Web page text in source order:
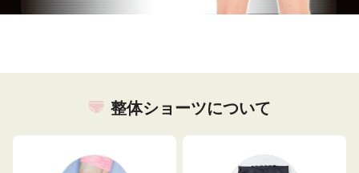
整体ショーツについて